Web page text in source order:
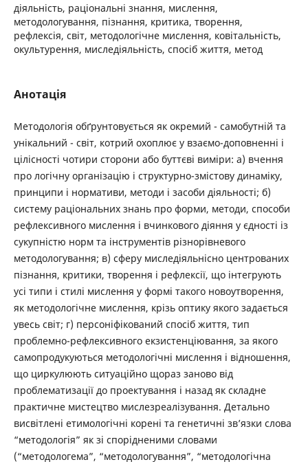
діяльність, раціональні знання, мислення,
методологування, пізнання, критика, творення,
рефлексія, світ, методологічне мислення, ковітальність,
окультурення, миследіяльність, спосіб життя, метод
Анотація
Методологія обґрунтовується як окремий - самобутній та
унікальний - світ, котрий охоплює у взаємо-доповненні і
цілісності чотири сторони або буттєві виміри: а) вчення
про логічну організацію і структурно-змістову динаміку,
принципи і нормативи, методи і засоби діяльності; б)
систему раціональних знань про форми, методи, способи
рефлексивного мислення і вчинкового діяння у єдності із
сукупністю норм та інструментів різнорівневого
методологування; в) сферу миследіяльнісно центрованих
пізнання, критики, творення і рефлексії, що інтегрують
усі типи і стилі мислення у формі такого новоутворення,
як методологічне мислення, крізь оптику якого задається
увесь світ; г) персоніфікований спосіб життя, тип
проблемно-рефлексивного екзистенціювання, за якого
самопродукуються методологічні мислення і відношення,
що циркулюють ситуаційно щораз заново від
проблематизації до проектування і назад як складне
практичне мистецтво мислезреалізування. Детально
висвітлені етимологічні корені та генетичні зв’язки слова
“методологія” як зі спорідненими словами
(“методологема”, “методологування”, “методологічна